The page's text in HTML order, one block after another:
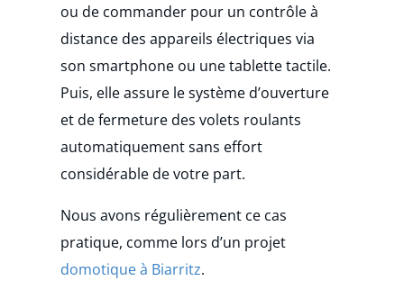
ou de commander pour un contrôle à
distance des appareils électriques via
son smartphone ou une tablette tactile.
Puis, elle assure le système d’ouverture
et de fermeture des volets roulants
automatiquement sans effort
considérable de votre part.
Nous avons régulièrement ce cas
pratique, comme lors d’un projet
domotique à Biarritz.